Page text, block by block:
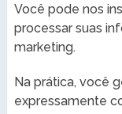
Você pode nos
processar suas
marketing.
Na prática, você
expressamente